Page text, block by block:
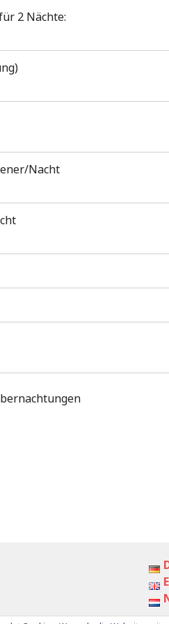
2 Nächte:
Nacht